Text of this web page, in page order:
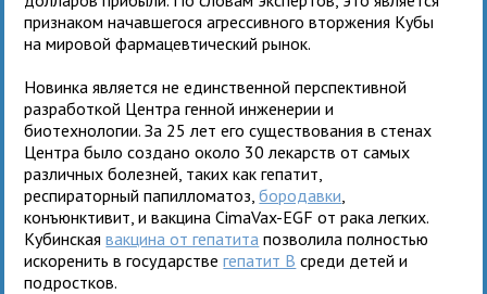
признаком начавшегося агрессивного вторжения Кубы
на мировой фармацевтический рынок.
Новинка является не единственной перспективной
разработкой Центра генной инженерии и
биотехнологии. За 25 лет его существования в стенах
Центра было создано около 30 лекарств от самых
различных болезней, таких как гепатит,
респираторный папилломатоз,бородавки
конъюнктивит, и вакцина CimaVax-EGF от рака легких.
Кубинскаявакцина от гепатита позволила полностью
искоренить в государствегепатит В среди детей и
подростков.